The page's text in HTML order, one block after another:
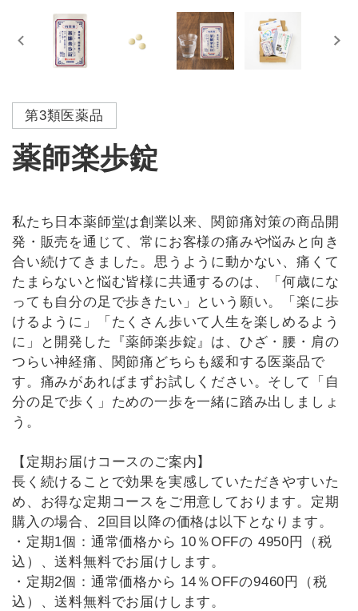
第3類医薬品
薬師楽歩錠
私たち日本薬師堂は創業以来、関節痛対策の商品開
発・販売を通じて、常にお客様の痛みや悩みと向き
合い続けてきました。思うように動かない、痛くて
たまらないと悩む皆様に共通するのは、「何歳にな
っても自分の足で歩きたい」という願い。「楽に歩
けるように」「たくさん歩いて人生を楽しめるよう
に」と開発した『薬師楽歩錠』は、ひざ・腰・肩の
つらい神経痛、関節痛どちらも緩和する医薬品で
す。痛みがあればまずお試しください。そして「自
分の足で歩く」ための一歩を一緒に踏み出しましょ
う。
【定期お届けコースのご案内】
長く続けることで効果を実感していただきやすいた
め、お得な定期コースをご用意しております。定期
購入の場合、2回目以降の価格は以下となります。
・定期1個：通常価格から 10％OFFの 4950円（税
込）、送料無料でお届けします。
・定期2個：通常価格から 14％OFFの9460円（税
込）、送料無料でお届けします。